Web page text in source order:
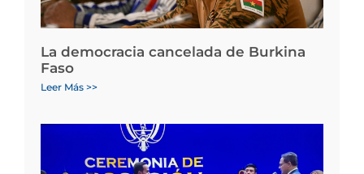
La democracia cancelada de Burkina
Faso
Leer Más >>